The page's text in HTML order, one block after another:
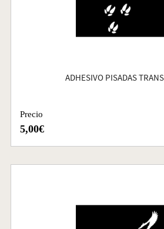
ADHESIVO PISADAS
Precio
5,00€